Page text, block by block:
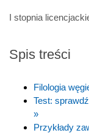
I stopnia
Spis treści
Filologia
Test:
»
Przykłady